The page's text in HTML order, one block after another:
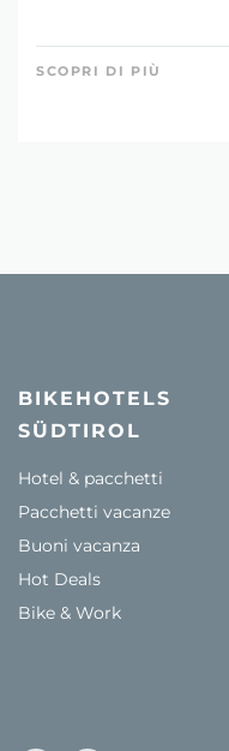
SCOPRI DI PIÙ
BIKEHOTELS
SÜDTIROL
Hotel & pacchetti
Pacchetti vacanze
Buoni vacanza
Hot Deals
Bike & Work